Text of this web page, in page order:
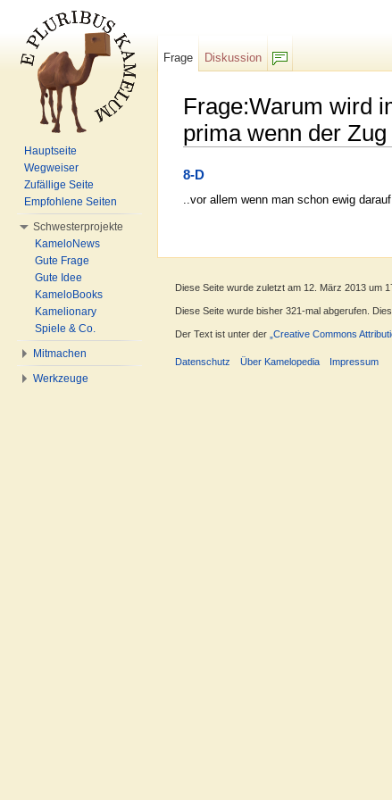
Frage:Warum wird
prima wenn der
8-D
..vor allem wenn man schon ewig
Frage
Diskussion
Hauptseite
Wegweiser
Zufällige Seite
Empfohlene Seiten
Schwesterprojekte
KameloNews
Gute Frage
Gute Idee
KameloBooks
Kamelionary
Spiele & Co.
Mitmachen
Werkzeuge
Diese Seite wurde zuletzt am 12. März 2013 um
Diese Seite wurde bisher 321-mal abgerufen.
Der Text ist unter der „Creative Commons
Datenschutz Über Kamelopedia Impressum